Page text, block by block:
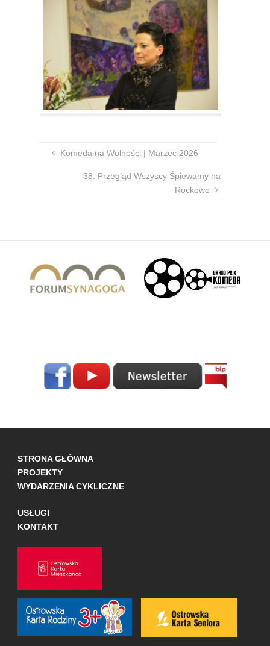
Komeda na Wolności | Marzec 2026
38. Przegląd Wszyscy Śpiewamy na
Rockowo
STRONA GŁÓWNA
PROJEKTY
WYDARZENIA CYKLICZNE
USŁUGI
KONTAKT